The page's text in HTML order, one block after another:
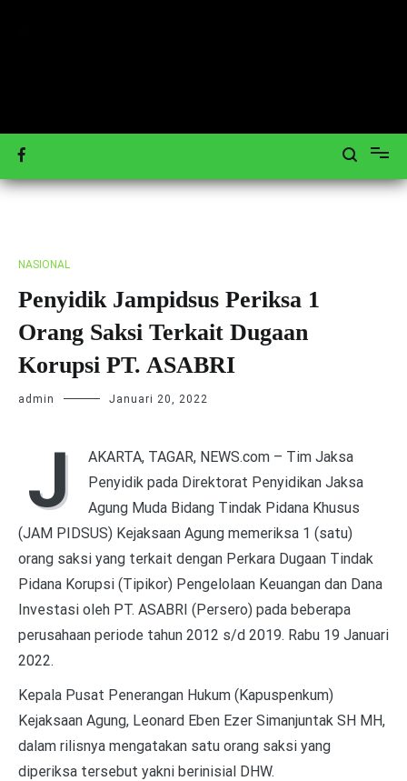
Tagar-News.com
Mengulas Peristiwa Teraktual
NASIONAL
Penyidik Jampidsus Periksa 1
Orang Saksi Terkait Dugaan
Korupsi PT. ASABRI
admin Januari 20, 2022
J
AKARTA, TAGAR, NEWS.com – Tim Jaksa
Penyidik pada Direktorat Penyidikan Jaksa
Agung Muda Bidang Tindak Pidana Khusus
(JAM PIDSUS) Kejaksaan Agung memeriksa 1 (satu)
orang saksi yang terkait dengan Perkara Dugaan Tindak
Pidana Korupsi (Tipikor) Pengelolaan Keuangan dan Dana
Investasi oleh PT. ASABRI (Persero) pada beberapa
perusahaan periode tahun 2012 s/d 2019. Rabu 19 Januari
2022.
Kepala Pusat Penerangan Hukum (Kapuspenkum)
Kejaksaan Agung, Leonard Eben Ezer Simanjuntak SH MH,
dalam rilisnya mengatakan satu orang saksi yang
diperiksa tersebut yakni berinisial DHW.